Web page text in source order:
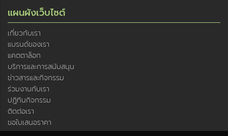
แผนผังเว็บไซต์
เกี่ยวกับเรา
แบรนด์ของเรา
แคตตาล็อก
บริการและการสนับสนุน
ข่าวสารและกิจกรรม
ร่วมงานกับเรา
ปฏิทินกิจกรรม
ติดต่อเรา
ขอใบเสนอราคา